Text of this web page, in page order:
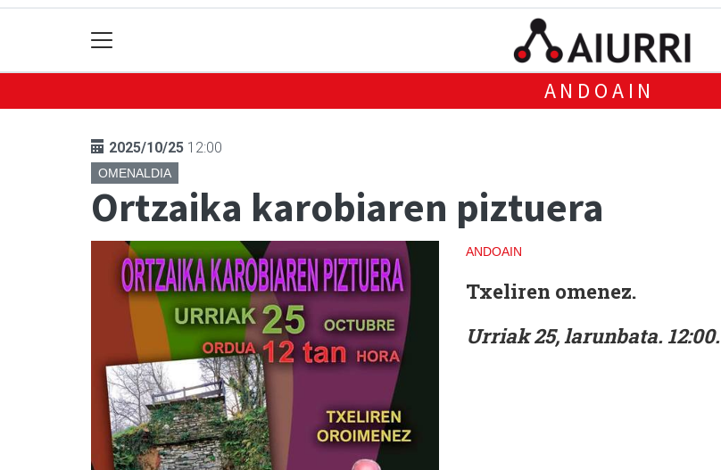
ANDOAIN
2025/10/25 12:00
OMENALDIA
Ortzaika karobiaren piztuera
ANDOAIN
Txeliren omenez.
Urriak 25, larunbata. 12:00.